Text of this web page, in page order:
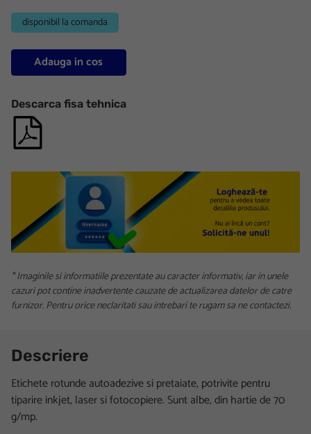
disponibil la comanda
Adauga in cos
Descarca fisa tehnica
* Imaginile si informatiile prezentate au caracter informativ, iar in unele
cazuri pot contine inadvertente cauzate de actualizarea datelor de catre
furnizor. Pentru orice neclaritati sau intrebari te rugam sa ne contactezi.
Descriere
Etichete rotunde autoadezive si pretaiate, potrivite pentru
tiparire inkjet, laser si fotocopiere. Sunt albe, din hartie de 70
g/mp.